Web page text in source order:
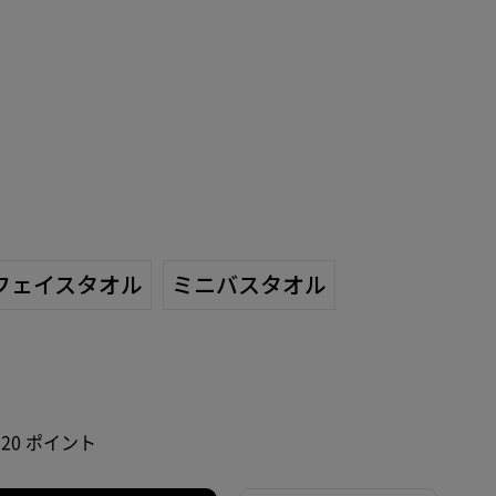
ェイスタオル ミニバスタオル
ポイント